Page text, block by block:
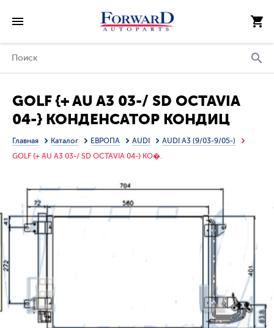
GOLF {+ AU A3 03-/ SD OCTAVIA
04-} КОНДЕНСАТОР КОНДИЦ
(см.каталог)
Главная Каталог ЕВРОПА AUDI
AUDI A3 (9/03-9/05-)
GOLF {+ AU A3 03-/ SD OCTAVIA 04-} КО�.